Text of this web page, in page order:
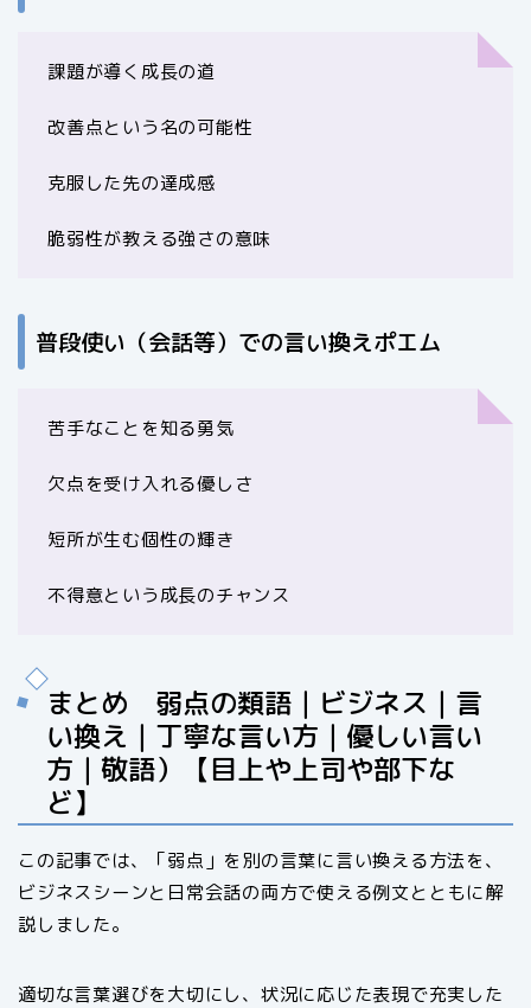
課題が導く成長の道
改善点という名の可能性
克服した先の達成感
脆弱性が教える強さの意味
普段使い（会話等）での言い換えポエム
苦手なことを知る勇気
欠点を受け入れる優しさ
短所が生む個性の輝き
不得意という成長のチャンス
まとめ 弱点の類語｜ビジネス｜言
い換え｜丁寧な言い方｜優しい言い
方｜敬語）【目上や上司や部下な
ど】
この記事では、「弱点」を別の言葉に言い換える方法を、
ビジネスシーンと日常会話の両方で使える例文とともに解
説しました。
適切な言葉選びを大切にし、状況に応じた表現で充実した